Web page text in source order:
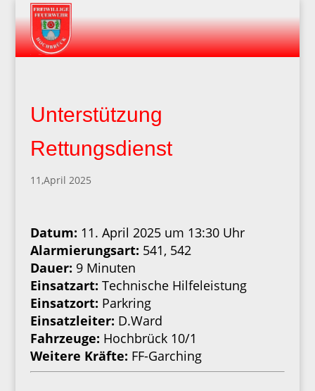
Unterstützung
Rettungsdienst
11,April 2025
Datum: 11. April 2025 um 13:30 Uhr
Alarmierungsart: 541, 542
Dauer: 9 Minuten
Einsatzart: Technische Hilfeleistung
Einsatzort: Parkring
Einsatzleiter: D.Ward
Fahrzeuge: Hochbrück 10/1
Weitere Kräfte: FF-Garching